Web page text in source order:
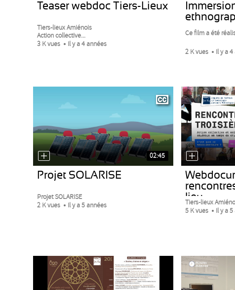
Teaser webdoc Tiers-Lieux
Tiers-lieux Amiénois
Action collective...
3 K vues
Il y a 4 années
Ce film a été
2 K vues Il y a
02:45
Projet SOLARISE
Projet SOLARISE
2 K vues
Il y a 5 années
lieu
Tiers-lieux
5 K vues
Il y a